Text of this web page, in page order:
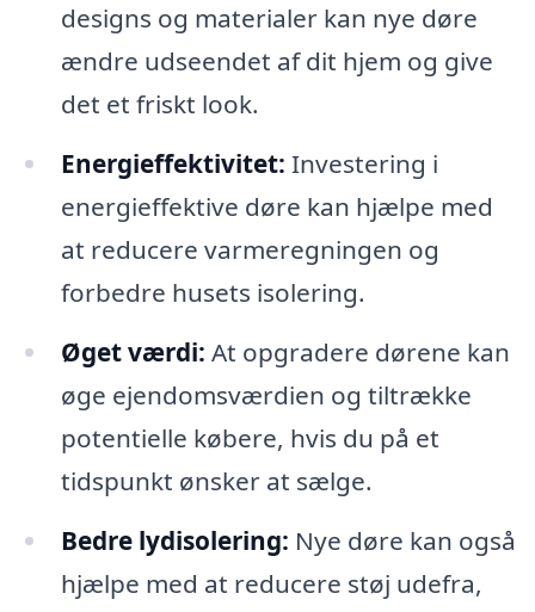
designs og materialer kan nye døre
ændre udseendet af dit hjem og give
det et friskt look.
Energieffektivitet: Investering i
energieffektive døre kan hjælpe med
at reducere varmeregningen og
forbedre husets isolering.
Øget værdi: At opgradere dørene kan
øge ejendomsværdien og tiltrække
potentielle købere, hvis du på et
tidspunkt ønsker at sælge.
Bedre lydisolering: Nye døre kan også
hjælpe med at reducere støj udefra,